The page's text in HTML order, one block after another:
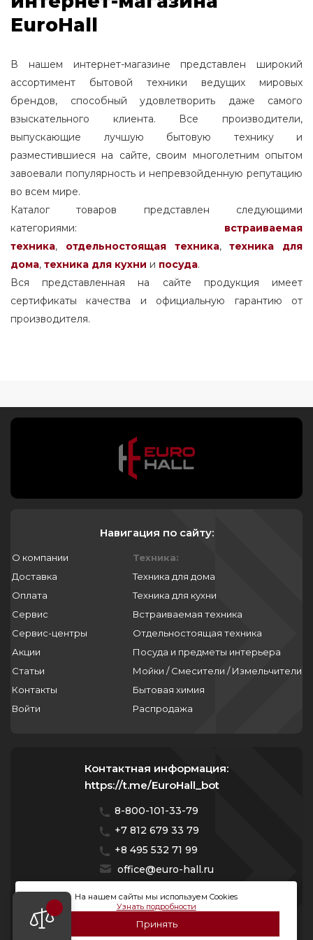
EuroHall
В нашем интернет-магазине представлен широкий
ассортимент бытовой техники ведущих мировых
брендов, способный удовлетворить даже самого
взыскательного клиента. Все производители,
выпускающие лучшую бытовую технику и
разместившиеся на сайте, своим многолетним опытом
завоевали популярность и непревзойденную репутацию
во всем мире.
Каталог товаров представлен следующими
категориями: встраиваемая
техника, отдельностоящаятехника,
техника для
дома, техника для кухни и посуда.
Вся представленная на сайте продукция имеет
сертификаты качества и официальную гарантию от
производителя.
Навигация по сайту:
О компании
Доставка
Оплата
Сервис
Сервис-центры
Акции
Статьи
Контакты
Войти
Техника:
Техника для дома
Техника для кухни
Встраиваемая техника
Отдельностоящая техника
Посуда и предметы интерьера
Мойки / Смесители / Измельчители
Бытовая химия
Распродажа
Контактная информация:
https://t.me/EuroHall_bot
8-800-101-33-79
+7 812 679 33 79
+8 495 532 71 99
office@euro-hall.ru
Санкт-Петербург, ул. Куйбышева, д. 38/40
Мы работаем с 10:00 — 20:00 без выходных
На нашем сайты мы используем Cookies
Узнать подробности
Принять